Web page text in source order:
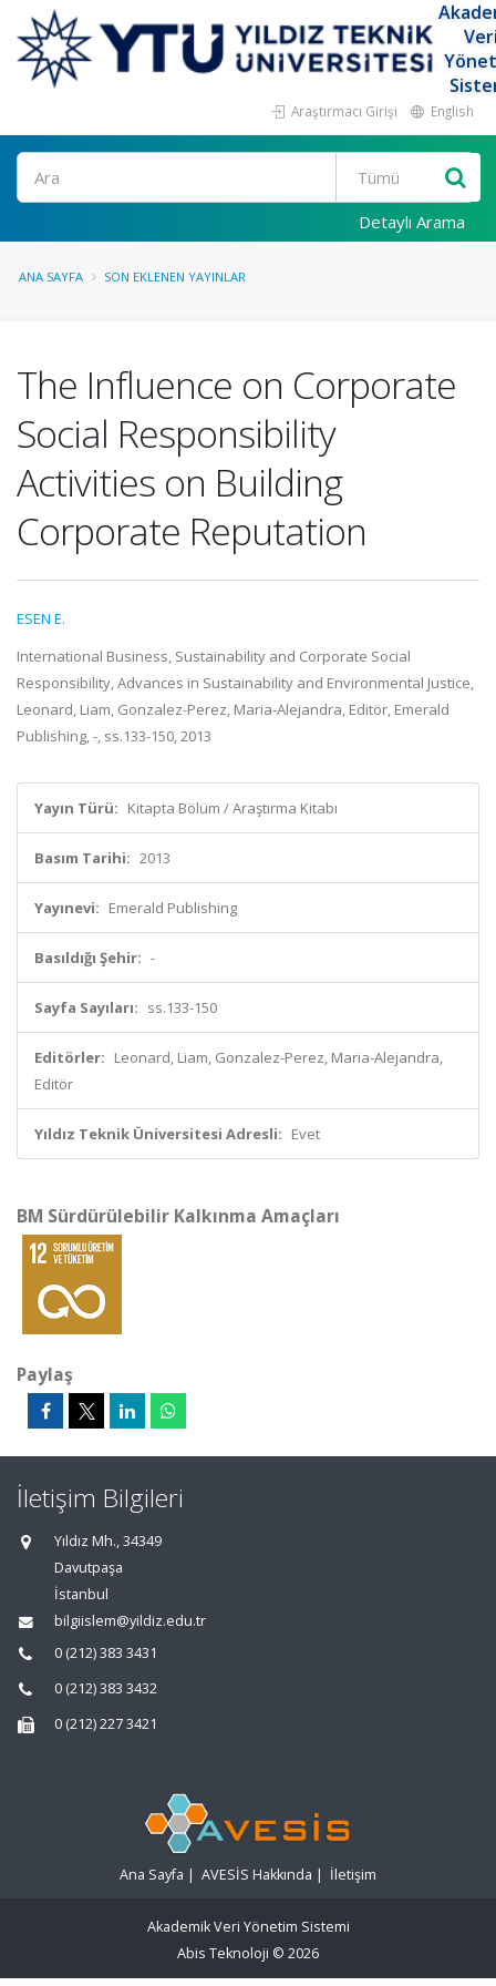
Araştırmacı Girişi English
Ara
Detaylı Arama
ANA SAYFA SON EKLENEN YAYINLAR
The Influence on Corporate
Social Responsibility
Activities on Building
Corporate Reputation
ESEN E.
International Business, Sustainability and Corporate Social
Responsibility, Advances in Sustainability and Environmental Justice,
Leonard, Liam, Gonzalez-Perez, Maria-Alejandra, Editör, Emerald
Publishing, -, ss.133-150, 2013
Yayın Türü: Kitapta Bölüm / Araştırma Kitabı
Basım Tarihi: 2013
Yayınevi: Emerald Publishing
Basıldığı Şehir: -
Sayfa Sayıları: ss.133-150
Editörler: Leonard, Liam, Gonzalez-Perez, Maria-Alejandra,
Editör
Yıldız Teknik Üniversitesi Adresli: Evet
BM Sürdürülebilir Kalkınma Amaçları
Paylaş
İletişim Bilgileri
Yıldız Mh., 34349
Davutpaşa
İstanbul
bilgiislem@yildiz.edu.tr
0 (212) 383 3431
0 (212) 383 3432
0 (212) 227 3421
Ana Sayfa | AVESİS Hakkında | İletişim
Akademik Veri Yönetim Sistemi
Abis Teknoloji © 2026